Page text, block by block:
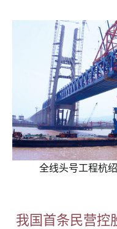
全线头号工程杭
我国首条民营控